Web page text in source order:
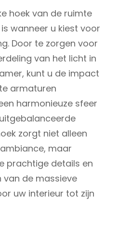
hoek van de ruimte
wanneer u kiest voor
Door te zorgen voor
van het licht in
kunt u de impact
armaturen
harmonieuze sfeer
zorgt niet alleen
maar
prachtige details en
de massieve
uw interieur tot zijn